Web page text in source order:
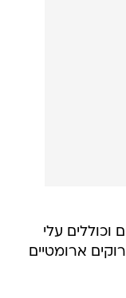
וכוללים עלי
ארומטיים